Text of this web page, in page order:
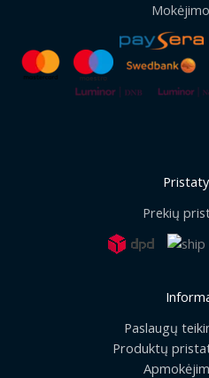
Prekių
Paslaugų
Produktų